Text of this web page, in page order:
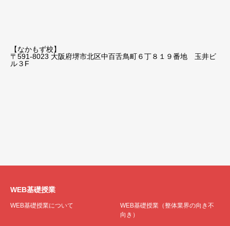
【なかもず校】
〒591-8023 大阪府堺市北区中百舌鳥町６丁８１９番地 玉井ビ
ル３F
WEB基礎授業
WEB基礎授業について
WEB基礎授業（整体業界の向き不
向き）